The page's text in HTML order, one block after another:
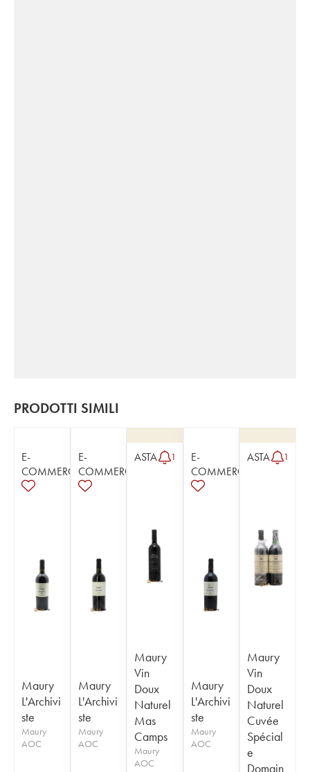
PRODOTTI SIMILI
E-
COMMERCE
Maury
L'Archivi
ste
Maury
AOC
E-
COMMERCE
Maury
L'Archivi
ste
Maury
AOC
ASTA 1
Maury
Vin
Doux
Naturel
Mas
Camps
Maury
AOC
E-
COMMERCE
Maury
L'Archivi
ste
Maury
AOC
ASTA 1
Maury
Vin
Doux
Naturel
Cuvée
Spécial
e
Domain